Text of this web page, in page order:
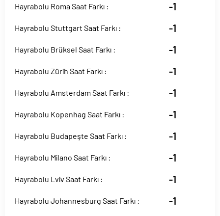
Hayrabolu Roma Saat Farkı : -1
Hayrabolu Stuttgart Saat Farkı : -1
Hayrabolu Brüksel Saat Farkı : -1
Hayrabolu Zürih Saat Farkı : -1
Hayrabolu Amsterdam Saat Farkı : -1
Hayrabolu Kopenhag Saat Farkı : -1
Hayrabolu Budapeşte Saat Farkı : -1
Hayrabolu Milano Saat Farkı : -1
Hayrabolu Lviv Saat Farkı : -1
Hayrabolu Johannesburg Saat Farkı : -1